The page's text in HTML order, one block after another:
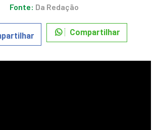
Fonte: Da Redação
Compartilhar